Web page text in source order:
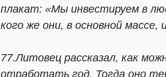
плакат: «Мы инвестируем в
кого же они, в основной массе,
77.Литовец рассказал, как
отработать год. Тогда оно